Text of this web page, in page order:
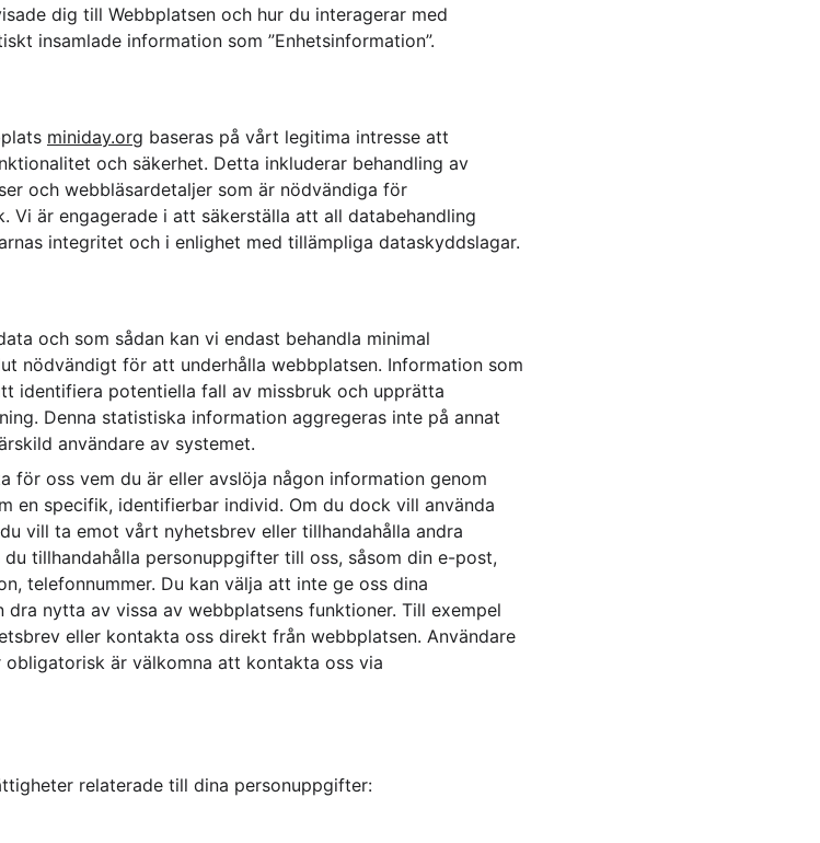
dig till Webbplatsen och hur du interagerar med
insamlade information som ”Enhetsinformation”.
miniday.org baseras på vårt legitima intresse att
och säkerhet. Detta inkluderar behandling av
och webbläsardetaljer som är nödvändiga för
är engagerade i att säkerställa att all databehandling
integritet och i enlighet med tillämpliga dataskyddslagar.
och som sådan kan vi endast behandla minimal
nödvändigt för att underhålla webbplatsen. Information som
identifiera potentiella fall av missbruk och upprätta
Denna statistiska information aggregeras inte på annat
användare av systemet.
för oss vem du är eller avslöja någon information genom
en specifik, identifierbar individ. Om du dock vill använda
vill ta emot vårt nyhetsbrev eller tillhandahålla andra
tillhandahålla personuppgifter till oss, såsom din e-post,
telefonnummer. Du kan välja att inte ge oss dina
nytta av vissa av webbplatsens funktioner. Till exempel
eller kontakta oss direkt från webbplatsen. Användare
är välkomna att kontakta oss via
relaterade till dina personuppgifter: